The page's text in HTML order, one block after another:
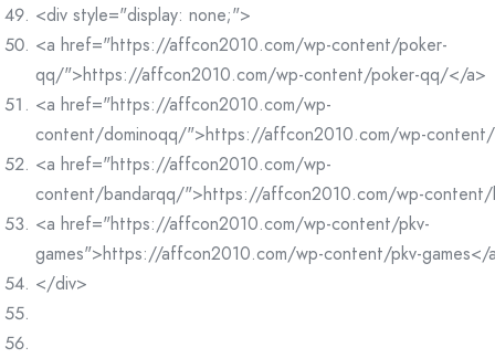
<div style="display: none;">
<a href="https://affcon2010.com/wp-content/poker-
qq/">https://affcon2010.com/wp-content/poker-qq/</a>
<a href="https://affcon2010.com/wp-
content/dominoqq/">https://affcon2010.com/wp-
<a href="https://affcon2010.com/wp-
content/bandarqq/">https://affcon2010.com/wp-
<a href="https://affcon2010.com/wp-content/pkv-
games">https://affcon2010.com/wp-content/pkv-games</
</div>